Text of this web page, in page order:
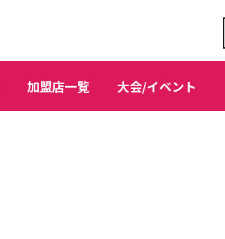
加盟店一覧 大会/イベント